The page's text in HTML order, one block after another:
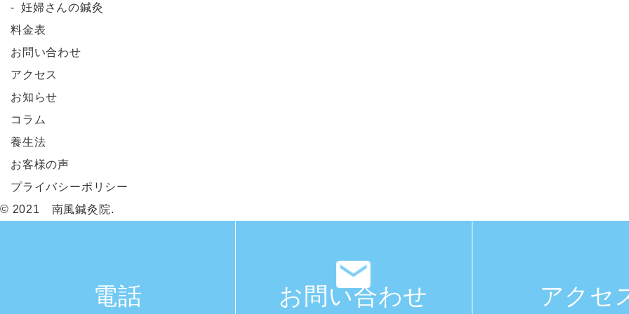
妊婦さんの鍼灸
料金表
お問い合わせ
アクセス
お知らせ
コラム
養生法
お客様の声
プライバシーポリシー
© 2021 南風鍼灸院.
電話 お問い合わせ アクセ